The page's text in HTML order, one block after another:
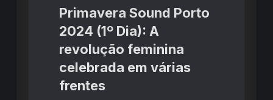
de
Lana
Del
Rey,
a
coroação
de
The
Last
Dinner
Party
e
Primavera Sound Porto
2024 (1º Dia): A
revolução feminina
celebrada em várias
frentes